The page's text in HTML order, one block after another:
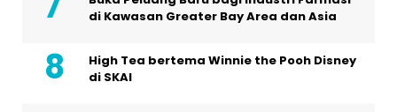
di Kawasan Greater Bay Area dan Asia
High Tea bertema Winnie the Pooh Disney
di SKAI